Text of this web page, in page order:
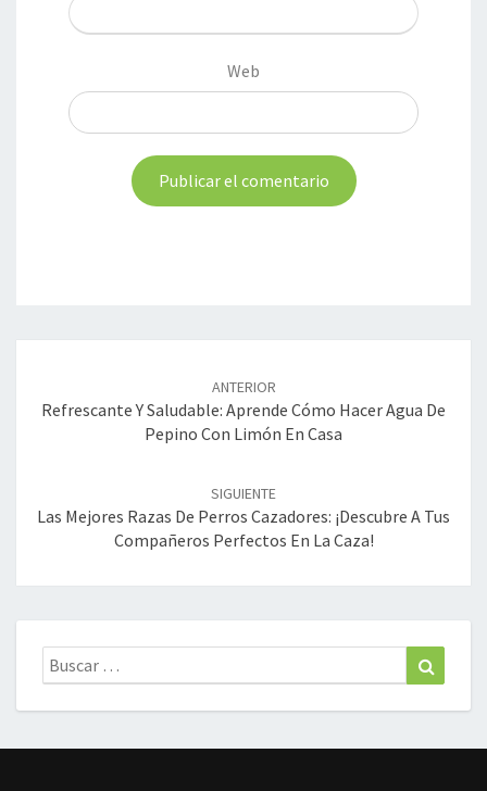
Web
entradas
ANTERIOR
Refrescante Y Saludable: Aprende Cómo Hacer Agua De
Pepino Con Limón En Casa
SIGUIENTE
Las Mejores Razas De Perros Cazadores: ¡descubre A Tus
Compañeros Perfectos En La Caza!
Buscar: